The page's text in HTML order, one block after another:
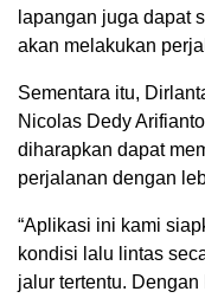
lapangan juga dapat
akan melakukan
Sementara itu,
Nicolas Dedy
diharapkan dapat
perjalanan dengan
“Aplikasi ini kami
kondisi lalu lintas
jalur tertentu.